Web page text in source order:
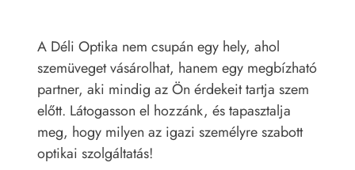
A Déli Optika nem csupán egy hely, ahol
szemüveget vásárolhat, hanem egy megbízható
partner, aki mindig az Ön érdekeit tartja szem
előtt. Látogasson el hozzánk, és tapasztalja
meg, hogy milyen az igazi személyre szabott
optikai szolgáltatás!